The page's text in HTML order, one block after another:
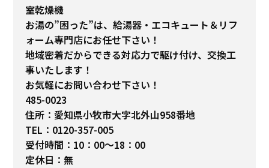
室乾燥機
お湯の”困った”は、給湯器・エコキュート＆リフ
ォーム専門店にお任せ下さい！
地域密着だからできる対応力で駆け付け、交換工
事いたします！
お気軽にお問い合わせ下さい！
485-0023
住所：愛知県小牧市大字北外山958番地
TEL：0120-357-005
受付時間：10：00～18：00
定休日：無